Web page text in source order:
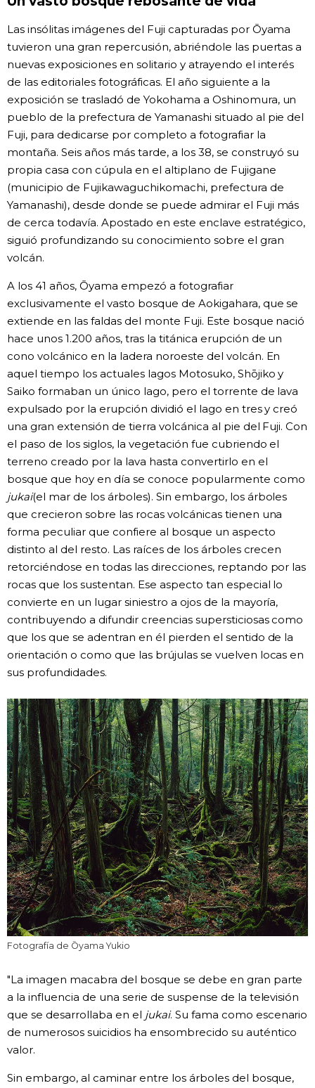
Las insólitas imágenes del Fuji capturadas por Ōyama
tuvieron una gran repercusión, abriéndole las puertas a
nuevas exposiciones en solitario y atrayendo el interés
de las editoriales fotográficas. El año siguiente a la
exposición se trasladó de Yokohama a Oshinomura, un
pueblo de la prefectura de Yamanashi situado al pie del
Fuji, para dedicarse por completo a fotografiar la
montaña. Seis años más tarde, a los 38, se construyó su
propia casa con cúpula en el altiplano de Fujigane
(municipio de Fujikawaguchikomachi, prefectura de
Yamanashi), desde donde se puede admirar el Fuji más
de cerca todavía. Apostado en este enclave estratégico,
siguió profundizando su conocimiento sobre el gran
volcán.
A los 41 años, Ōyama empezó a fotografiar
exclusivamente el vasto bosque de Aokigahara, que se
extiende en las faldas del monte Fuji. Este bosque nació
hace unos 1.200 años, tras la titánica erupción de un
cono volcánico en la ladera noroeste del volcán. En
aquel tiempo los actuales lagos Motosuko, Shōjiko y
Saiko formaban un único lago, pero el torrente de lava
expulsado por la erupción dividió el lago en tres y creó
una gran extensión de tierra volcánica al pie del Fuji. Con
el paso de los siglos, la vegetación fue cubriendo el
terreno creado por la lava hasta convertirlo en el
bosque que hoy en día se conoce popularmente como
jukai(el mar de los árboles). Sin embargo, los árboles
que crecieron sobre las rocas volcánicas tienen una
forma peculiar que confiere al bosque un aspecto
distinto al del resto. Las raíces de los árboles crecen
retorciéndose en todas las direcciones, reptando por las
rocas que los sustentan. Ese aspecto tan especial lo
convierte en un lugar siniestro a ojos de la mayoría,
contribuyendo a difundir creencias supersticiosas como
que los que se adentran en él pierden el sentido de la
orientación o como que las brújulas se vuelven locas en
sus profundidades.
Fotografía de Ōyama Yukio
"La imagen macabra del bosque se debe en gran parte
a la influencia de una serie de suspense de la televisión
que se desarrollaba en el jukai. Su fama como escenario
de numerosos suicidios ha ensombrecido su auténtico
valor.
Sin embargo, al caminar entre los árboles del bosque,